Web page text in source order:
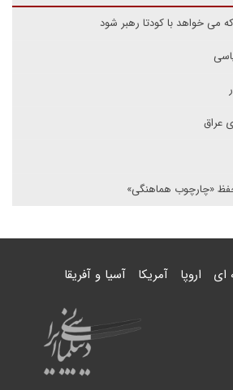
می خواهد با کودتا رهبر شود
عراق
«چارچوب هماهنگی»
ای اروپا آمریکا آسیا و آفریقا